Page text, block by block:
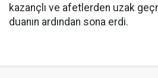
kazançlı ve afetlerden uzak
duanın ardından sona erdi.